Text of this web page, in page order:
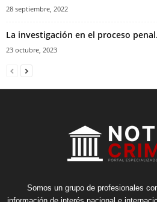
28 septiembre, 2022
La investigación en el proceso
23 octubre, 2023
Somos un grupo de profesionales